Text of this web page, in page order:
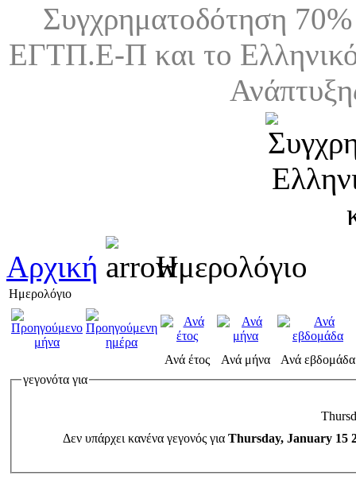
Συγχρηματοδότηση
ΕΓΤΠ.Ε-Π και το
Αρχική Ημερολόγιο
Ημερολόγιο
Ανά έτος Ανά μήνα
Ανά εβδομάδα
γεγονότα για
Δεν υπάρχει κανένα γεγονός για Thursday, January 15